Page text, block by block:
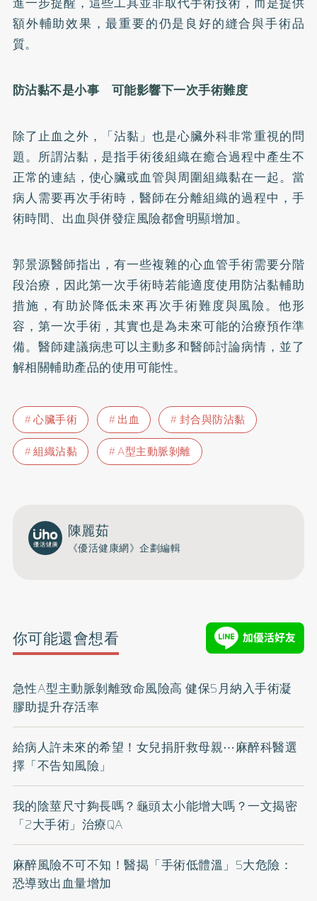
額外輔助效果，最重要的仍是良好的縫合與手術品
質。
防沾黏不是小事 可能影響下一次手術難度
除了止血之外，「沾黏」也是心臟外科非常重視的問
題。所謂沾黏，是指手術後組織在癒合過程中產生不
正常的連結，使心臟或血管與周圍組織黏在一起。當
病人需要再次手術時，醫師在分離組織的過程中，手
術時間、出血與併發症風險都會明顯增加。
郭景源醫師指出，有一些複雜的心血管手術需要分階
段治療，因此第一次手術時若能適度使用防沾黏輔助
措施，有助於降低未來再次手術難度與風險。他形
容，第一次手術，其實也是為未來可能的治療預作準
備。醫師建議病患可以主動多和醫師討論病情，並了
解相關輔助產品的使用可能性。
心臟手術 出血
封合與防沾黏
組織沾黏
A型主動脈剝離
陳麗茹
《優活健康網》企劃編輯
你可能還會想看
急性A型主動脈剝離致命風險高 健保5月納入手術凝
膠助提升存活率
給病人許未來的希望！女兒捐肝救母親⋯麻醉科醫選
擇「不告知風險」
我的陰莖尺寸夠長嗎？龜頭太小能增大嗎？一文揭密
「2大手術」治療QA
麻醉風險不可不知！醫揭「手術低體溫」5大危險：
恐導致出血量增加